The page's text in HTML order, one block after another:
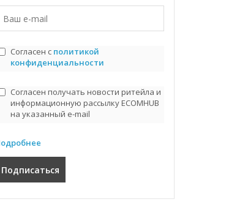
Согласен с политикой
конфиденциальности
Согласен получать новости ритейла и
информационную рассылку ECOMHUB
на указанный e-mail